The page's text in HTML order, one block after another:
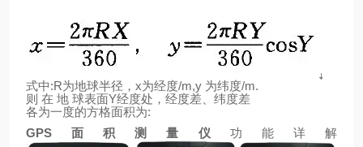
式中:R为地球半径， x为经度/m,y 为纬度/m.
则 在 地 球表面Y经度处，经度差、纬度差
各为一度的方格面积为:
GPS 面积测量仪 功能详解